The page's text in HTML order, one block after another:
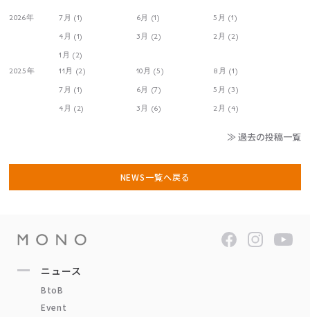
2026年 7月 (1) 6月 (1)
5月 (1)
4月 (1)
3月 (2)
2月 (2)
1月 (2)
2025年
11月 (2) 10月 (5)
8月 (1)
7月 (1)
6月 (7)
5月 (3)
4月 (2)
3月 (6) 2月 (4)
≫ 過去の投稿一覧
NEWS一覧へ戻る
ニュース
BtoB
Event